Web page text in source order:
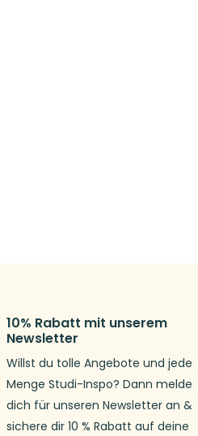
10% Rabatt mit unserem
Newsletter
Willst du tolle Angebote und jede
Menge Studi-Inspo? Dann melde
dich für unseren Newsletter an &
sichere dir 10 % Rabatt auf deine